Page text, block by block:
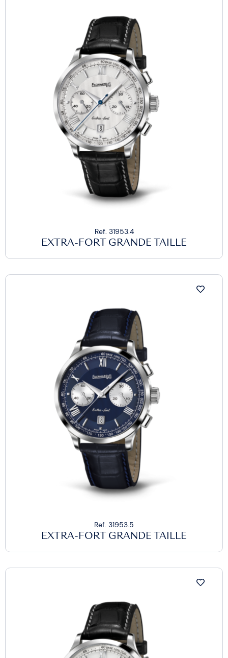
Ref. 31953.4
EXTRA-FORT GRANDE TAILLE
Ref. 31953.5
EXTRA-FORT GRANDE TAILLE